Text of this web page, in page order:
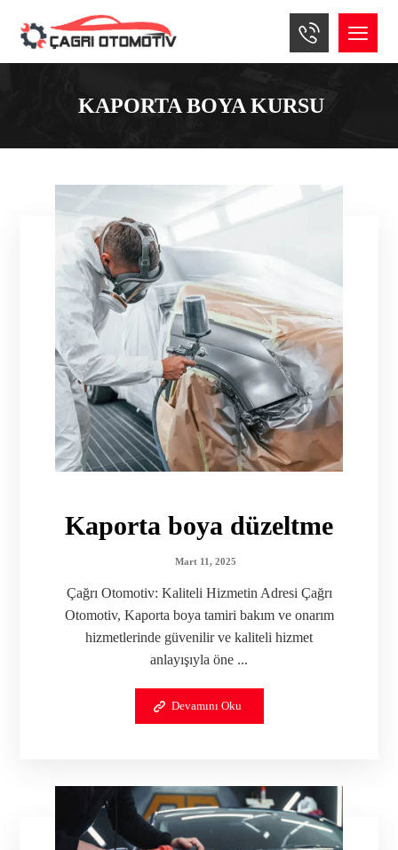
KAPORTA BOYA KURSU
Kaporta boya düzeltme
Mart 11, 2025
Çağrı Otomotiv: Kaliteli Hizmetin Adresi Çağrı
Otomotiv, Kaporta boya tamiri bakım ve onarım
hizmetlerinde güvenilir ve kaliteli hizmet
anlayışıyla öne ...
Devamını Oku